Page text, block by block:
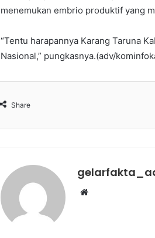
menemukan embrio produktif yang
“Tentu harapannya Karang Taruna
Nasional,” pungkasnya.(adv/
Share
Website